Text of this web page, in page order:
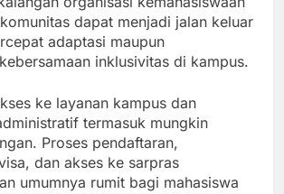
dapat menjadi jalan keluar
adaptasi maupun
inklusivitas di kampus.
ke layanan kampus dan
termasuk mungkin
Proses pendaftaran,
dan akses ke sarpras
umumnya rumit bagi mahasiswa